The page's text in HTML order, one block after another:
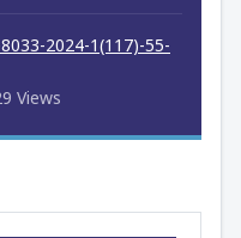
2024-1(117)-55-
Views